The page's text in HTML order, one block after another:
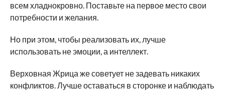
всем хладнокровно. Поставьте на первое место свои
потребности и желания.
Но при этом, чтобы реализовать их, лучше
использовать не эмоции, а интеллект.
Верховная Жрица же советует не задевать никаких
конфликтов. Лучше оставаться в сторонке и наблюдать